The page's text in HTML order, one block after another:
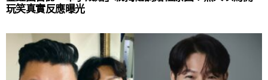
玩笑真實反應曝光